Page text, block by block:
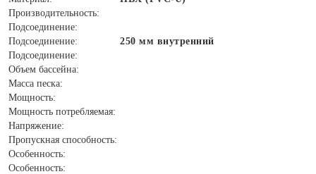
Производительность:
Подсоединение:
Подсоединение:
250 мм внутренний
Подсоединение:
Объем бассейна:
Масса песка:
Мощность:
Мощность потребляемая:
Напряжение:
Пропускная способность:
Особенность:
Особенность: